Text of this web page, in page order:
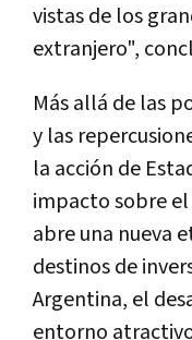
vistas de los
extranjero",
Más allá de las
y las
la acción de
impacto sobre
abre una nueva
destinos de
Argentina, el
entorno